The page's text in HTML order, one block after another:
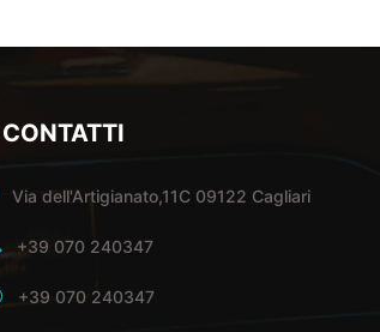
CONTATTI
Via dell'Artigianato,11C 09122 Cagliari
+39 070 240347
+39 070 240347